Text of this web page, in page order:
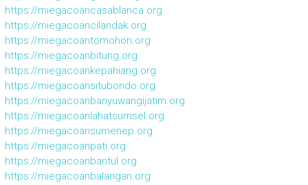
https://miegacoancasablanca.org
https://miegacoancilandak.org
https://miegacoantomohon.org
https://miegacoanbitung.org
https://miegacoankepahiang.org
https://miegacoansitubondo.org
https://miegacoanbanyuwangijatim.org
https://miegacoanlahatsumsel.org
https://miegacoansumenep.org
https://miegacoanpati.org
https://miegacoanbantul.org
https://miegacoanbalangan.org